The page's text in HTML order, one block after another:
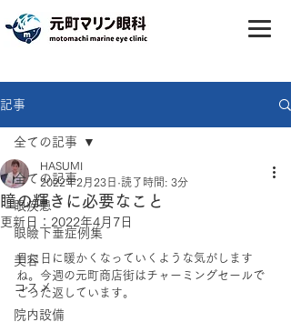
記事
全ての記事
眼疾患
眼瞼下垂症例集
美容
コスメ
院内設備
全ての記事
瞳の輝きに必要なこと
HASUMI
2022年2月23日 読了時間: 3分
更新日： 2022年4月7日
日に日に暖かくなっていくような気がします
ね。今週の元町商店街はチャーミングセールで
ごった返しています。